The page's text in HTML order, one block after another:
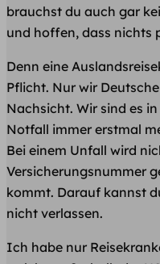
brauchst du auch gar
und hoffen, dass nichts
Denn eine
Pflicht. Nur wir
Nachsicht. Wir sind es
Notfall immer erstmal
Bei einem Unfall wird
Versicherungsnummer
kommt. Darauf kannst
nicht verlassen.
Ich habe nur